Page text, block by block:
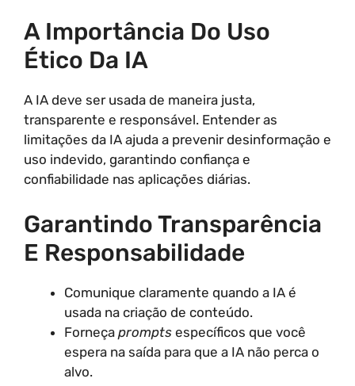
A Importância Do Uso
Ético Da IA
A IA deve ser usada de maneira justa,
transparente e responsável. Entender as
limitações da IA ajuda a prevenir desinformação e
uso indevido, garantindo confiança e
confiabilidade nas aplicações diárias.
Garantindo Transparência
E Responsabilidade
Comunique claramente quando a IA é
usada na criação de conteúdo.
Forneça prompts específicos que você
espera na saída para que a IA não perca o
alvo.